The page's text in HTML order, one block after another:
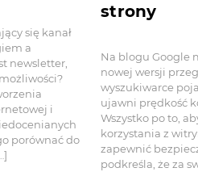
się kanał
a
newsletter,
i
porównać do
strony
Na blogu Google
nowej wersji
wyszukiwarce
ujawni prędkość
Wszystko po to,
korzystania z
zapewnić
podkreśla, że za